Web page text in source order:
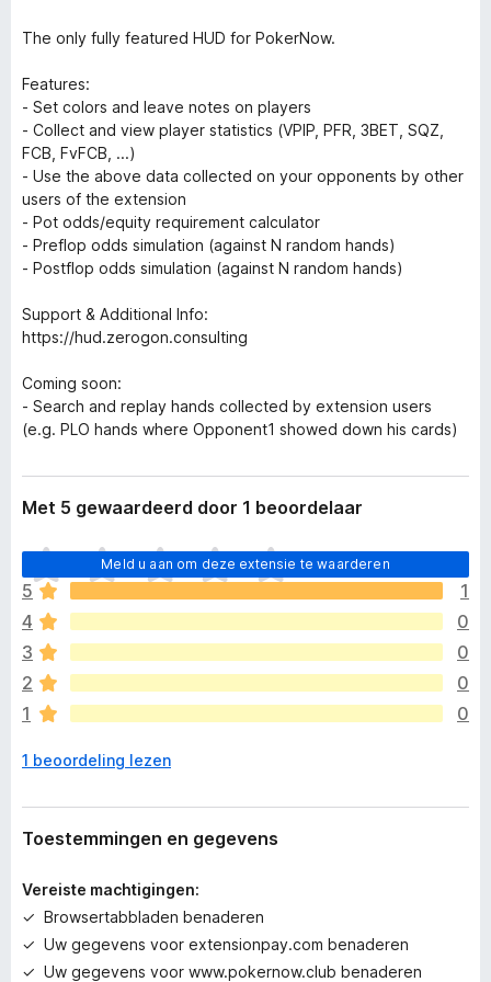
The only fully featured HUD for PokerNow.
Features:
- Set colors and leave notes on players
- Collect and view player statistics (VPIP, PFR, 3BET, SQZ,
FCB, FvFCB, ...)
- Use the above data collected on your opponents by other
users of the extension
- Pot odds/equity requirement calculator
- Preflop odds simulation (against N random hands)
- Postflop odds simulation (against N random hands)
Support & Additional Info:
https://hud.zerogon.consulting
Coming soon:
- Search and replay hands collected by extension users
(e.g. PLO hands where Opponent1 showed down his cards)
Met 5 gewaardeerd door 1 beoordelaar
Meld u aan om deze extensie te waarderen
E
r
z
i
j
n
n
o
g
e
n
a
r
d
e
5
1
4
0
3
0
2
0
1
0
1 beoordeling lezen
Toestemmingen en gegevens
Vereiste machtigingen:
Browsertabbladen benaderen
Uw gegevens voor extensionpay.com benaderen
Uw gegevens voor www.pokernow.club benaderen